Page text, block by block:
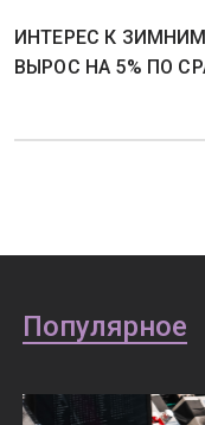
ИНТЕРЕС К
ВЫРОС НА 5% ПО
Популярное